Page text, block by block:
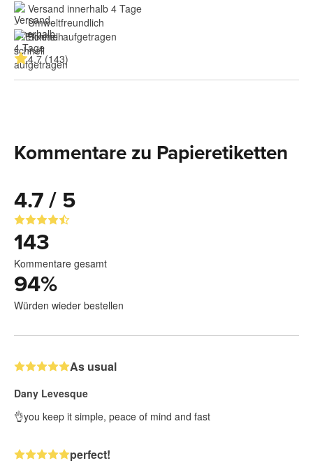
Versand innerhalb 4 Tage
-
Umweltfreundlich
Schnell aufgetragen
4.7 (143)
Kommentare zu Papieretiketten
4.7 / 5
143
Kommentare gesamt
94%
Würden wieder bestellen
As usual
Dany Levesque
👌you keep it simple, peace of mind and fast
perfect!